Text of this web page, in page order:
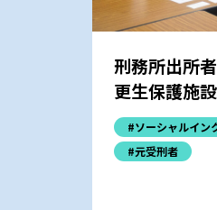
刑務所出所
更生保護施
#ソーシャルイン
#元受刑者